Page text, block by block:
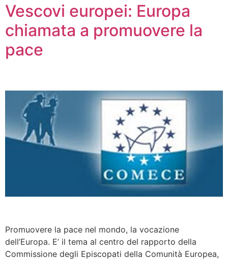
Vescovi europei: Europa
chiamata a promuovere la
pace
Promuovere la pace nel mondo, la vocazione
dell’Europa. E’ il tema al centro del rapporto della
Commissione degli Episcopati della Comunità Europea,